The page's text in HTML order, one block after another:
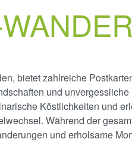
bietet zahlreiche
und
Köstlichkeiten und
Während der
und erholsame